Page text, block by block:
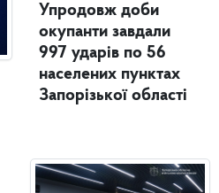
Упродовж доби
окупанти завдали
997 ударів по 56
населених пунктах
Запорізької області